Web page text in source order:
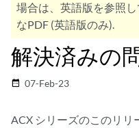
場合は、英語版を参照
なPDF (英語版のみ).
解決済みの
date_range 07-Feb-23
ACX シリーズのこのリリ